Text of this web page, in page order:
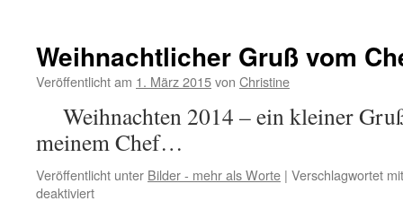
Weihnachtlicher Gruß vom
Veröffentlicht am 1. März 2015von Christine
Weihnachten 2014 – ein kleiner
meinem Chef…
Veröffentlicht unter Bilder - mehr als Worte | Verschlagwortet mit
deaktiviertfür